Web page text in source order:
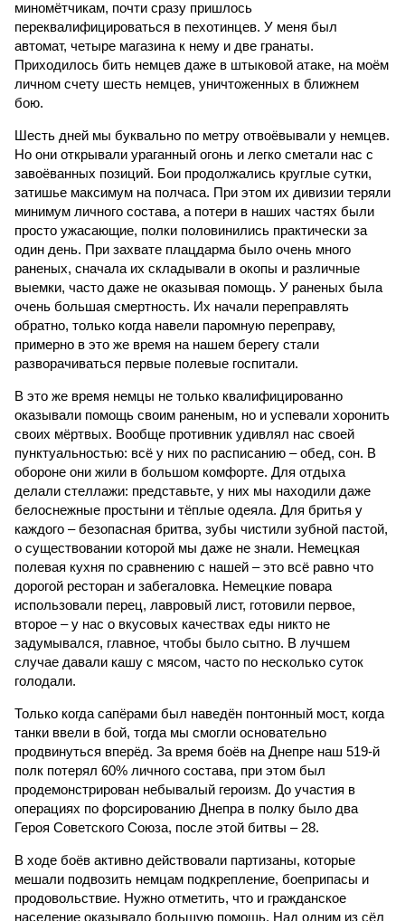
миномётчикам, почти сразу пришлось
переквалифицироваться в пехотинцев. У меня был
автомат, четыре магазина к нему и две гранаты.
Приходилось бить немцев даже в штыковой атаке, на моём
личном счету шесть немцев, уничтоженных в ближнем
бою.
Шесть дней мы буквально по метру отвоёвывали у немцев.
Но они открывали ураганный огонь и легко сметали нас с
завоёванных позиций. Бои продолжались круглые сутки,
затишье максимум на полчаса. При этом их дивизии теряли
минимум личного состава, а потери в наших частях были
просто ужасающие, полки половинились практически за
один день. При захвате плацдарма было очень много
раненых, сначала их складывали в окопы и различные
выемки, часто даже не оказывая помощь. У раненых была
очень большая смертность. Их начали переправлять
обратно, только когда навели паромную переправу,
примерно в это же время на нашем берегу стали
разворачиваться первые полевые госпитали.
В это же время немцы не только квалифицированно
оказывали помощь своим раненым, но и успевали хоронить
своих мёртвых. Вообще противник удивлял нас своей
пунктуальностью: всё у них по расписанию – обед, сон. В
обороне они жили в большом комфорте. Для отдыха
делали стеллажи: представьте, у них мы находили даже
белоснежные простыни и тёплые одеяла. Для бритья у
каждого – безопасная бритва, зубы чистили зубной пастой,
о существовании которой мы даже не знали. Немецкая
полевая кухня по сравнению с нашей – это всё равно что
дорогой ресторан и забегаловка. Немецкие повара
использовали перец, лавровый лист, готовили первое,
второе – у нас о вкусовых качествах еды никто не
задумывался, главное, чтобы было сытно. В лучшем
случае давали кашу с мясом, часто по несколько суток
голодали.
Только когда сапёрами был наведён понтонный мост, когда
танки ввели в бой, тогда мы смогли основательно
продвинуться вперёд. За время боёв на Днепре наш 519-й
полк потерял 60% личного состава, при этом был
продемонстрирован небывалый героизм. До участия в
операциях по форсированию Днепра в полку было два
Героя Советского Союза, после этой битвы – 28.
В ходе боёв активно действовали партизаны, которые
мешали подвозить немцам подкрепление, боеприпасы и
продовольствие. Нужно отметить, что и гражданское
население оказывало большую помощь. Над одним из сёл